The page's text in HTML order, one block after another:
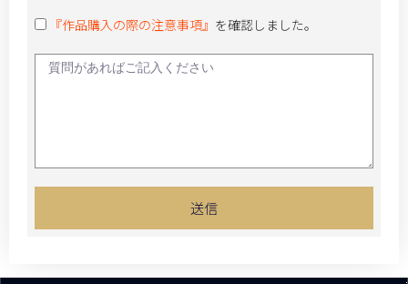
『作品購入の際の注意事項』 を確認しました。
送信